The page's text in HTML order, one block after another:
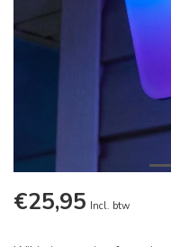
€25,95 Incl. btw